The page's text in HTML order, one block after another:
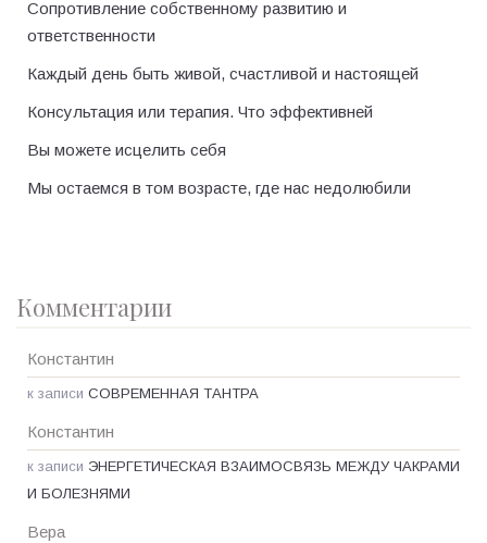
Сопротивление собственному развитию и
ответственности
Каждый день быть живой, счастливой и настоящей
Консультация или терапия. Что эффективней
Вы можете исцелить себя
Мы остаемся в том возрасте, где нас недолюбили
Комментарии
Константин
к записи СОВРЕМЕННАЯ ТАНТРА
Константин
к записи ЭНЕРГЕТИЧЕСКАЯ ВЗАИМОСВЯЗЬ МЕЖДУ ЧАКРАМИ
И БОЛЕЗНЯМИ
Вера